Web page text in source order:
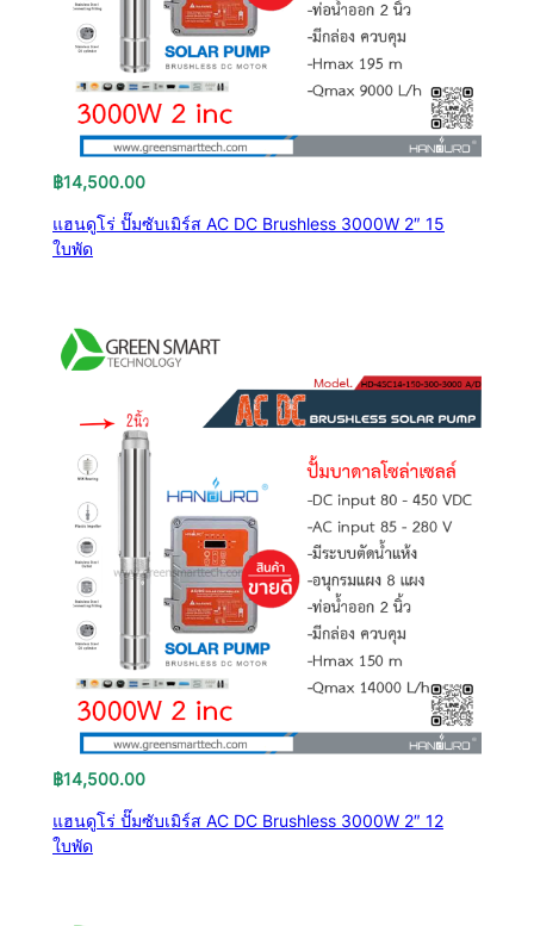
฿14,500.00
แฮนดูโร่ ปั๊มซับเมิร์ส AC DC Brushless 3000W 2″ 15
ใบพัด
฿14,500.00
แฮนดูโร่ ปั๊มซับเมิร์ส AC DC Brushless 3000W 2″ 12
ใบพัด